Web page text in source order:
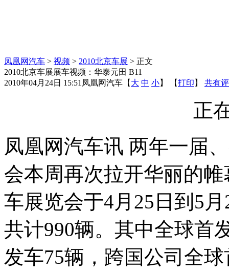
凤凰网汽车 > 视频 > 2010北京车展 > 正文
2010北京车展展车视频：华泰元田 B11
2010年04月24日 15:51 凤凰网汽车 【 大 中 小】 【打印 】 共有
正
凤凰网汽车讯 两年一届
会本周再次拉开华丽的
车展览会于4月25日到5
共计990辆。其中全球首
发车75辆，跨国公司全